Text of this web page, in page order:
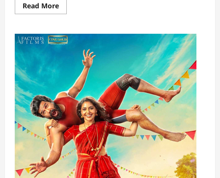
Read MoreRead
more
அண்ட்
கோ’
–
விமர்சனம்